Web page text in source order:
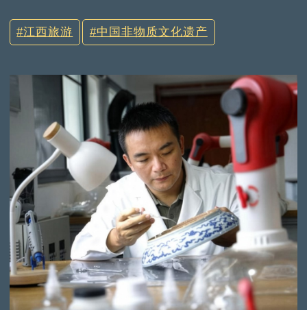
江西旅游 中国非物质文化遗产